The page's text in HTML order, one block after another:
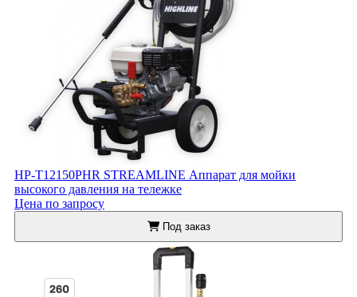
HP-T12150PHR STREAMLINE Аппарат для мойки
высокого давления на тележке
Цена по запросу
Под заказ